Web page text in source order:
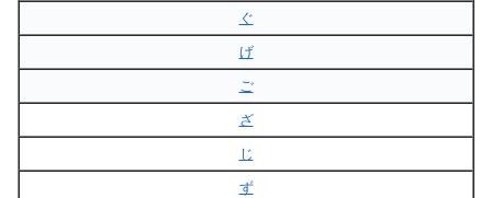
ぐ
げ
ご
ざ
じ
ず